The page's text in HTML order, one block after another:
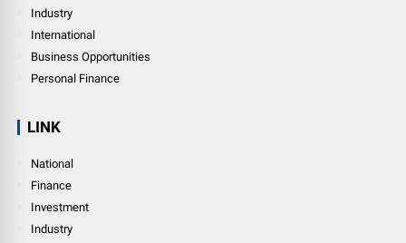
Industry
International
Business Opportunities
Personal Finance
LINK
National
Finance
Investment
Industry